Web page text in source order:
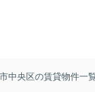
中央区の賃貸物件一